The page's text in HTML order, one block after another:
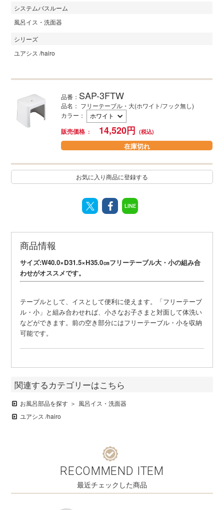
システムバスルーム
風呂イス・洗面器
シリーズ
ユアシス /hairo
品番： SAP-3FTW
品名： フリーテーブル・大(ホワイト/フック無し)
カラー ：
販売価格
14,520円
在庫切れ
お気に入り商品に登録する
LINE
商品情報
サイズ:W40.0×D31.5×H35.0㎝フリーテーブル大・小の組み合
わせがオススメです。
テーブルとして、イスとして便利に使えます。「フリーテーブ
ル・小」と組み合わせれば、小さなお子さまと対面して体洗い
などができます。前の空き部分にはフリーテーブル・小を収納
可能です。
関連するカテゴリーはこちら
お風呂部品を探す
風呂イス・洗面器
ユアシス /hairo
RECOMMEND ITEM
最近チェックした商品